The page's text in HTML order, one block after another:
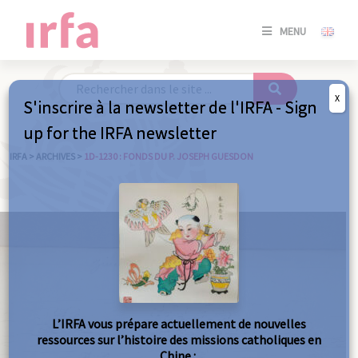
MENU
SE
IRFA > ARCHIVES > 1D-1230 : FONDS DU P. JOSEPH GUESDON
S'inscrire à la newsletter de l'IRFA - Sign
up for the IRFA newsletter
L’IRFA vous prépare actuellement de nouvelles
ressources sur l’histoire des missions catholiques en
X